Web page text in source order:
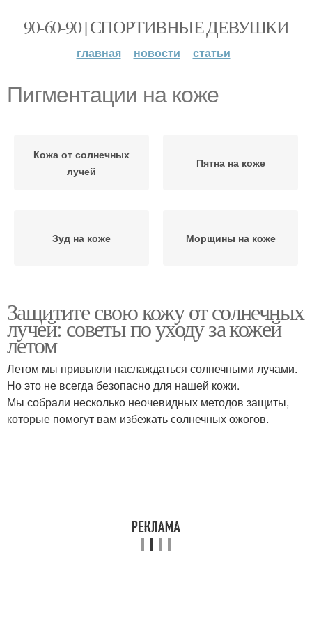
90-60-90 | СПОРТИВНЫЕ ДЕВУШКИ
главная новости статьи
Пигментации на коже
Кожа от солнечных
лучей
Пятна на коже
Зуд на коже Морщины на коже
Защитите свою кожу от солнечных
лучей: советы по уходу за кожей
летом
Летом мы привыкли наслаждаться солнечными лучами.
Но это не всегда безопасно для нашей кожи.
Мы собрали несколько неочевидных методов защиты,
которые помогут вам избежать солнечных ожогов.